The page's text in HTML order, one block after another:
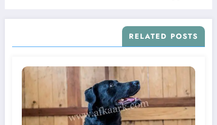
RELATED POSTS